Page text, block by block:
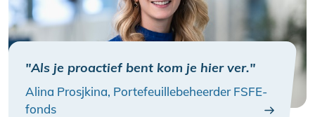
"Als je proactief bent kom je hier ver."
Alina Prosjkina, Portefeuillebeheerder FSFE-
fonds